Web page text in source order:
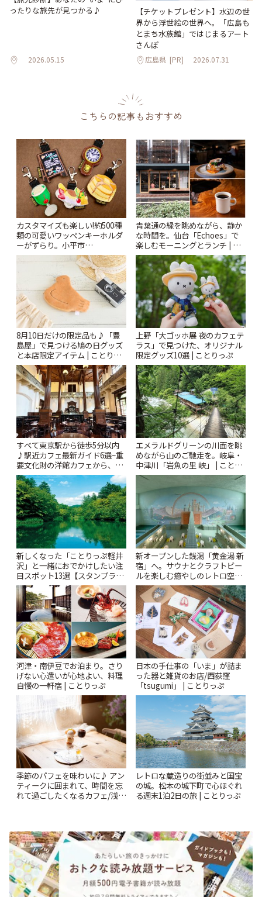
ったりな旅先が見つかる♪
2026.05.15
【チケットプレゼント】水辺の世
界から浮世絵の世界へ。「広島も
とまち水族館」ではじまるアート
さんぽ
広島県 [PR] 2026.07.31
こちらの記事もおすすめ
カスタマイズも楽しい!約500種
類の可愛いワッペンキーホルダ
ーがずらり。小平市
「Kimamaya T&K」 | ことりっ
青葉通の緑を眺めながら、静か
な時間を。仙台「Echoes」で
楽しむモーニングとランチ | こ
とりっぷ
8月10日だけの限定品も♪「豊
島屋」で見つける鳩の日グッズ
と本店限定アイテム | ことりっ
ぷ
上野「大ゴッホ展 夜のカフェテ
ラス」で見つけた、オリジナル
限定グッズ10選 | ことりっぷ
すべて東京駅から徒歩5分以内
♪駅近カフェ最新ガイド6選~重
要文化財の洋館カフェから、改
札すぐのレトロ喫茶まで~ | こと
りっぷ
エメラルドグリーンの川面を眺
めながら山のご馳走を。岐阜・
中津川「岩魚の里 峡」 | ことり
っぷ
新しくなった「ことりっぷ軽井
沢」と一緒におでかけしたい注
目スポット13選【スタンプラリ
ー開催中】 | ことりっぷ
新オープンした銭湯「黄金湯 新
宿」へ。サウナとクラフトビー
ルを楽しむ癒やしのレトロ空間
| ことりっぷ
河津・南伊豆でお泊まり。さり
げない心遣いが心地よい、料理
自慢の一軒宿 | ことりっぷ
日本の手仕事の「いま」が詰ま
った器と雑貨のお店/西荻窪
「tsugumi」 | ことりっぷ
季節のパフェを味わいに♪ アン
ティークに囲まれて、時間を忘
れて過ごしたくなるカフェ/浅草
レトロな蔵造りの街並みと国宝
の城。松本の城下町で心ほぐれ
る週末1泊2日の旅 | ことりっぷ